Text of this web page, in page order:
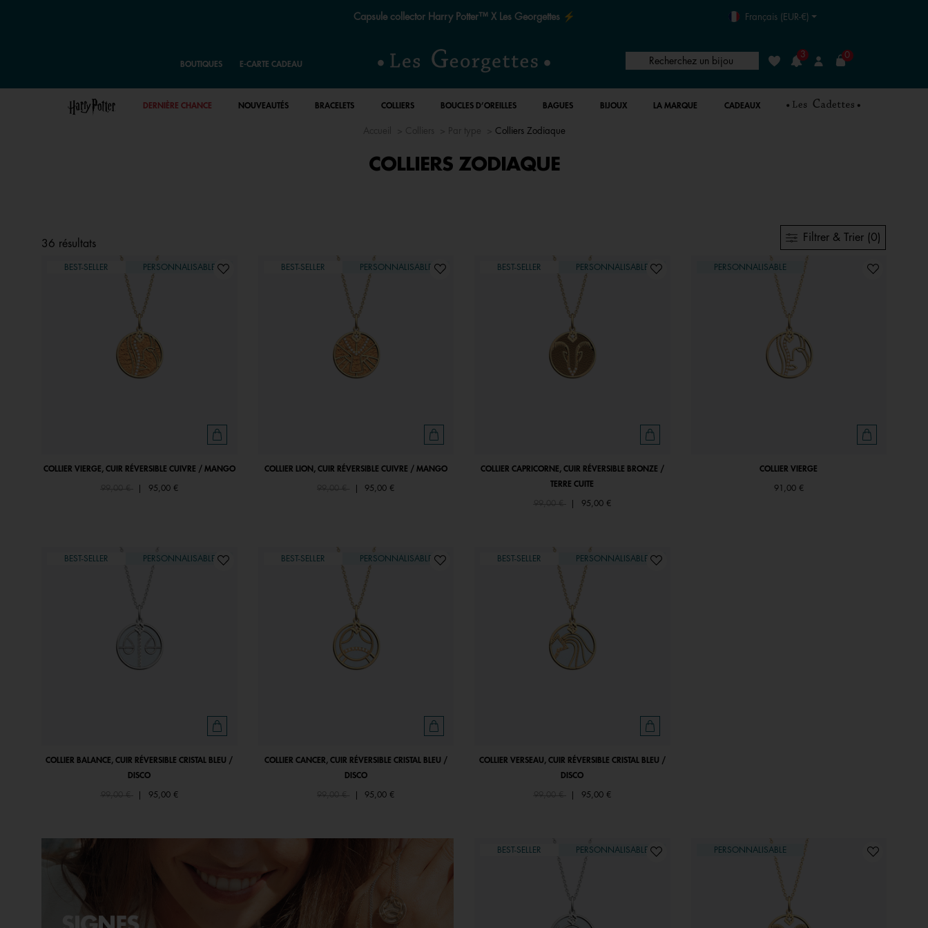
Le quart de siècle de la magie ✨ Français (EUR-€)
BOUTIQUES E-CARTE CADEAU Recherchez un bijou Liste de souhaits
3
Connexion
0
DERNIÈRE CHANCE NOUVEAUTÉS BRACELETS COLLIERS BOUCLES D’OREILLES BAGUES BIJOUX LA MARQUE CADEAUX
Colliers Zodiaque
COLLIERS ZODIAQUE
36 résultats
Filtrer & Trier (0)
BEST-SELLER PERSONNALISABLE
COLLIER VIERGE, CUIR RÉVERSIBLE CUIVRE / MANGO
Price reduced from
99,00 €to 95,00 €
BEST-SELLER PERSONNALISABLE
COLLIER LION, CUIR RÉVERSIBLE CUIVRE / MANGO
Price reduced from
99,00 € 95,00 €
BEST-SELLER PERSONNALISABLE
COLLIER CAPRICORNE, CUIR RÉVERSIBLE BRONZE /
TERRE CUITE
Price reduced from
99,00 €to 95,00 €
PERSONNALISABLE
COLLIER VIERGE
91,00 €
BEST-SELLER PERSONNALISABLE
COLLIER BALANCE, CUIR RÉVERSIBLE CRISTAL BLEU /
DISCO
Price reduced from
99,00 €to 95,00 €
BEST-SELLER PERSONNALISABLE
COLLIER CANCER, CUIR RÉVERSIBLE CRISTAL BLEU /
DISCO
Price reduced from
99,00 € 95,00 €
BEST-SELLER PERSONNALISABLE
COLLIER VERSEAU, CUIR RÉVERSIBLE CRISTAL BLEU /
DISCO
Price reduced from
99,00 €to 95,00 €
BEST-SELLER PERSONNALISABLE PERSONNALISABLE